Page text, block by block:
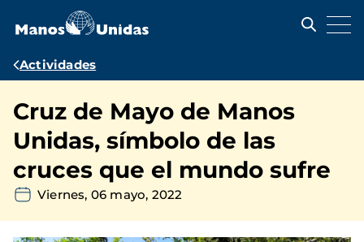
contenido
Ruta
navegación
Actividades
Cruz de Mayo de Manos
Unidas, símbolo de las
cruces que el mundo sufre
Viernes, 06 mayo, 2022